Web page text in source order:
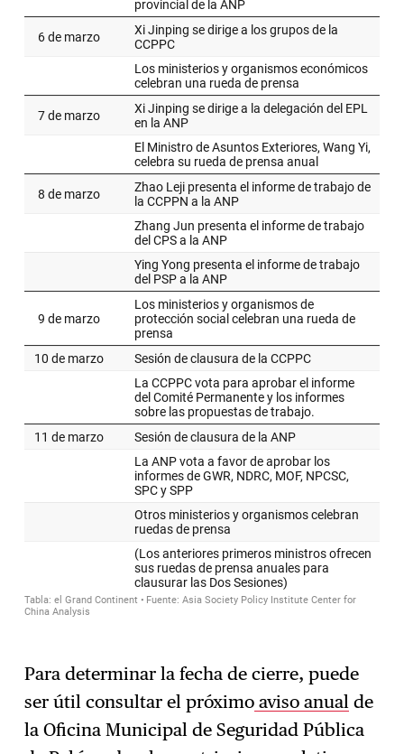
Para determinar la fecha de cierre, puede
ser útil consultar el próximo aviso anual de
la Oficina Municipal de Seguridad Pública